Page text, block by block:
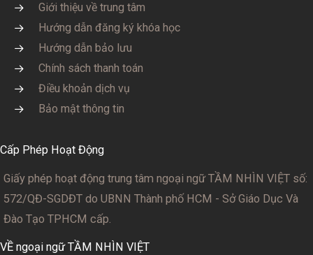
Giới thiệu về trung tâm
Hướng dẫn đăng ký khóa học
Hướng dẫn bảo lưu
Chính sách thanh toán
Điều khoản dịch vụ
Bảo mật thông tin
Cấp Phép Hoạt Động
Giấy phép hoạt động trung tâm ngoại ngữ TẦM NHÌN VIỆT số:
572/QĐ-SGDĐT do UBNN Thành phố HCM - Sở Giáo Dục Và
Đào Tạo TPHCM cấp.
VỀ ngoại ngữ TẦM NHÌN VIỆT